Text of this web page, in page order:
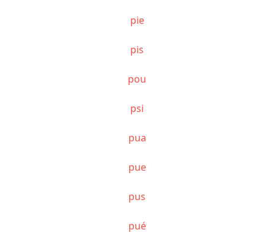
pie
pis
pou
psi
pua
pue
pus
pué